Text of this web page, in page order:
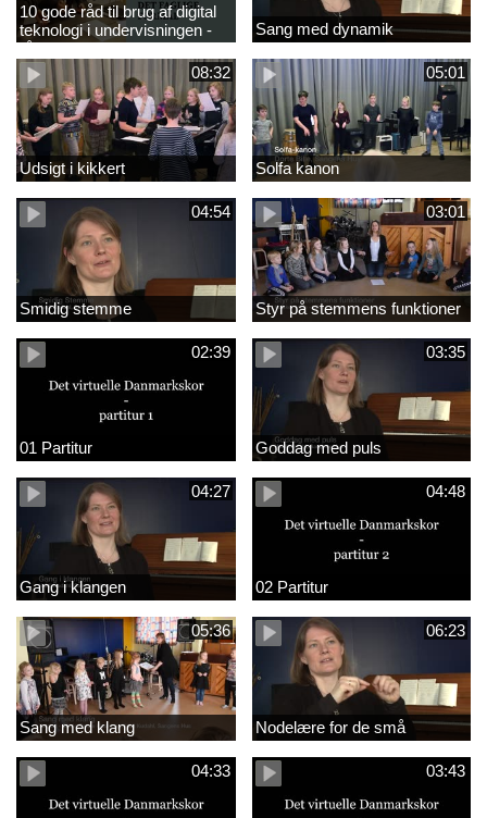
10 gode råd til brug af digital
teknologi i undervisningen -
råd 1
Sang med dynamik
08:32
Udsigt i kikkert
05:01
Solfa kanon
04:54
Smidig stemme
03:01
Styr på stemmens funktioner
02:39
01 Partitur
03:35
Goddag med puls
04:27
Gang i klangen
04:48
02 Partitur
05:36
Sang med klang
06:23
Nodelære for de små
04:33 03:43